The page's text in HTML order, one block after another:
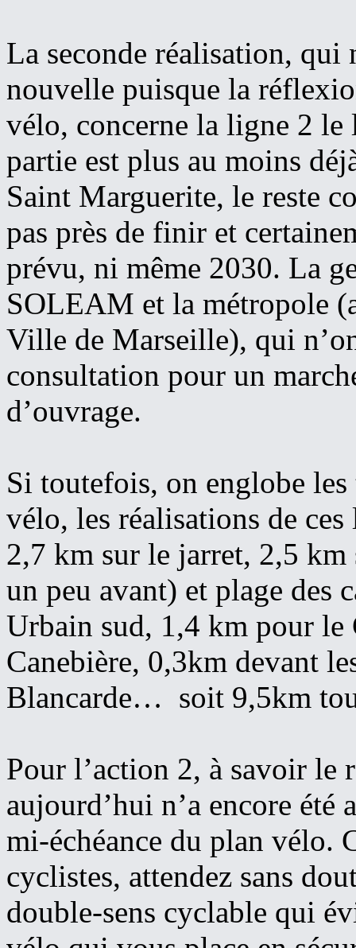
La seconde réalisation, qui
nouvelle puisque la
vélo, concerne la ligne 2 le
partie est plus au moins
Saint Marguerite, le reste
pas près de finir et
prévu, ni même 2030. La
SOLEAM et la métropole
Ville de Marseille), qui
consultation pour un
d’ouvrage.
Si toutefois, on englobe
vélo, les réalisations de
2,7 km sur le jarret, 2,5
un peu avant) et plage des
Urbain sud, 1,4 km pour
Canebière, 0,3km devant
Blancarde… soit 9,5km
Pour l’action 2, à savoir le
aujourd’hui n’a encore été
mi-échéance du plan vélo.
cyclistes, attendez sans
double-sens cyclable qui